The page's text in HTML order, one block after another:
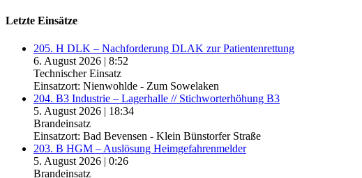
Letzte Einsätze
205. H DLK – Nachforderung DLAK zur Patientenrettung
6. August 2026 | 8:52
Technischer Einsatz
Einsatzort: Nienwohlde - Zum Sowelaken
204. B3 Industrie – Lagerhalle // Stichworterhöhung B3
5. August 2026 | 18:34
Brandeinsatz
Einsatzort: Bad Bevensen - Klein Bünstorfer Straße
203. B HGM – Auslösung Heimgefahrenmelder
5. August 2026 | 0:26
Brandeinsatz